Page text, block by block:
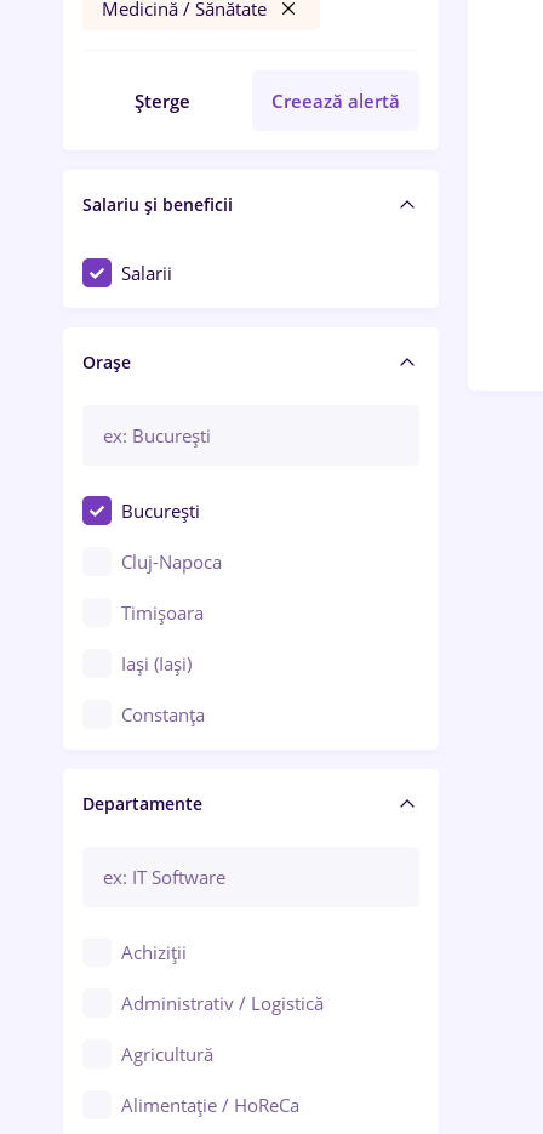
Medicină / Sănătate
Șterge Creează alertă
Salariu și beneficii
Salarii
Orașe
București
Cluj-Napoca
Timișoara
Iași (Iași)
Constanța
Brașov
Bacău
Galați (Galați)
Ploiești
Departamente
Achiziții
Administrativ / Logistică
Agricultură
Alimentație / HoReCa